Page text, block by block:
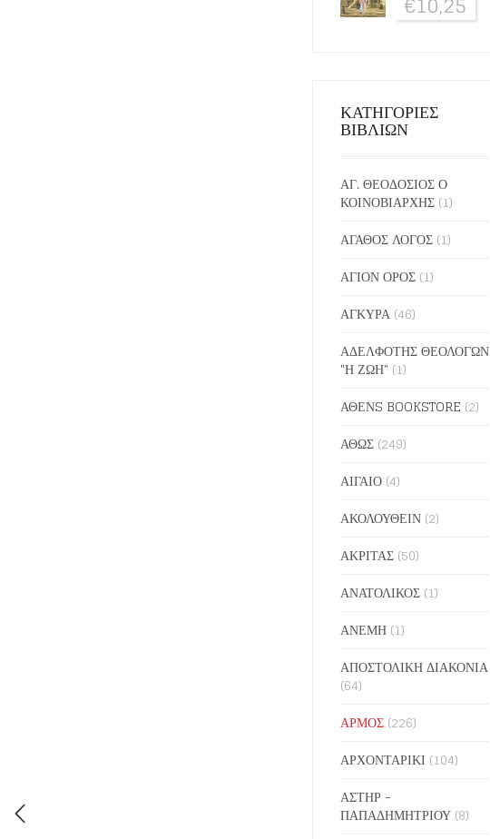
ΚΑΤΗΓΟΡΙΕΣ
ΒΙΒΛΙΩΝ
ΑΓ. ΘΕΟΔΟΣΙΟΣ Ο
ΚΟΙΝΟΒΙΑΡΧΗΣ (1)
ΑΓΑΘΟΣ ΛΟΓΟΣ (1)
ΑΓΙΟΝ ΟΡΟΣ (1)
ΑΓΚΥΡΑ (46)
ΑΔΕΛΦΟΤΗΣ ΘΕΟΛΟΓΩΝ
"Η ΖΩΗ" (1)
ΑΘΕΝS BOOKSTORE (2)
ΑΘΩΣ (249)
ΑΙΓΑΙΟ (4)
ΑΚΟΛΟΥΘΕΙΝ (2)
ΑΚΡΙΤΑΣ (50)
ΑΝΑΤΟΛΙΚΟΣ (1)
ΑΝΕΜΗ (1)
ΑΠΟΣΤΟΛΙΚΗ ΔΙΑΚΟΝΙΑ
(64)
ΑΡΜΟΣ (226)
ΑΡΧΟΝΤΑΡΙΚΙ (104)
ΑΣΤΗΡ -
ΠΑΠΑΔΗΜΗΤΡΙΟΥ (8)